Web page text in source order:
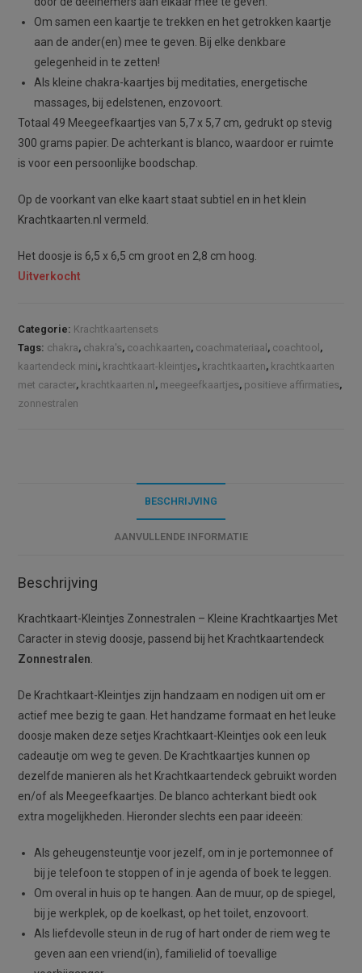
Om samen een kaartje te trekken en het getrokken kaartje
aan de ander(en) mee te geven. Bij elke denkbare
gelegenheid in te zetten!
Als kleine chakra-kaartjes bij meditaties, energetische
massages, bij edelstenen, enzovoort.
Totaal 49 Meegeefkaartjes van 5,7 x 5,7 cm, gedrukt op stevig
300 grams papier. De achterkant is blanco, waardoor er ruimte
is voor een persoonlijke boodschap.
Op de voorkant van elke kaart staat subtiel en in het klein
Krachtkaarten.nl vermeld.
Het doosje is 6,5 x 6,5 cm groot en 2,8 cm hoog.
Uitverkocht
Categorie: Krachtkaartensets
Tags: chakra, chakra's, coachkaarten, coachmateriaal , coachtool ,
kaartendeck mini, krachtkaart-kleintjes, krachtkaarten, krachtkaarten
met caracter, krachtkaarten.nl , meegeefkaartjes, positieve affirmaties,
zonnestralen
BESCHRIJVING
AANVULLENDE INFORMATIE
Beschrijving
Krachtkaart-Kleintjes Zonnestralen – Kleine Krachtkaartjes Met
Caracter in stevig doosje, passend bij het Krachtkaartendeck
Zonnestralen
De Krachtkaart-Kleintjes zijn handzaam en nodigen uit om er
actief mee bezig te gaan. Het handzame formaat en het leuke
doosje maken deze setjes Krachtkaart-Kleintjes ook een leuk
cadeautje om weg te geven. De Krachtkaartjes kunnen op
dezelfde manieren als het Krachtkaartendeck gebruikt worden
en/of als Meegeefkaartjes. De blanco achterkant biedt ook
extra mogelijkheden. Hieronder slechts een paar ideeën:
Als geheugensteuntje voor jezelf, om in je portemonnee of
bij je telefoon te stoppen of in je agenda of boek te leggen.
Om overal in huis op te hangen. Aan de muur, op de spiegel,
bij je werkplek, op de koelkast, op het toilet, enzovoort.
Als liefdevolle steun in de rug of hart onder de riem weg te
geven aan een vriend(in), familielid of toevallige